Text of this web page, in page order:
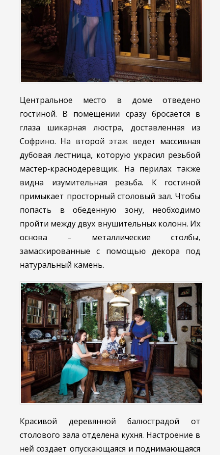
Центральное место в доме отведено
гостиной. В помещении сразу бросается в
глаза шикарная люстра, доставленная из
Софрино. На второй этаж ведет массивная
дубовая лестница, которую украсил резьбой
мастер-краснодеревщик. На перилах также
видна изумительная резьба. К гостиной
примыкает просторный столовый зал. Чтобы
попасть в обеденную зону, необходимо
пройти между двух внушительных колонн. Их
основа – металлические столбы,
замаскированные с помощью декора под
натуральный камень.
Красивой деревянной балюстрадой от
столового зала отделена кухня. Настроение в
ней создает опускающаяся и поднимающаяся